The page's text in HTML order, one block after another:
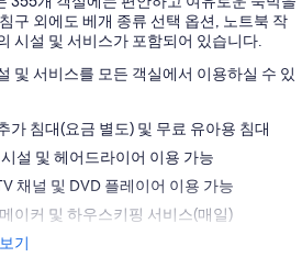
구 외에도 베개 종류 선택 옵션, 노트북 작
시설 및 서비스가 포함되어 있습니다.
및 서비스를 모든 객실에서 이용하실 수 있
가 침대(요금 별도) 및 무료 유아용 침대
설 및 헤어드라이어 이용 가능
채널 및 DVD 플레이어 이용 가능
이커 및 하우스키핑 서비스(매일)
기